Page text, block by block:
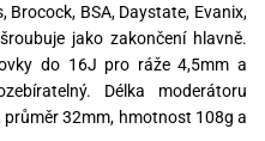
BSA, Daystate, Evanix,
jako zakončení hlavně.
do 16J pro ráže 4,5mm a
Délka moderátoru
průměr 32mm, hmotnost 108g a